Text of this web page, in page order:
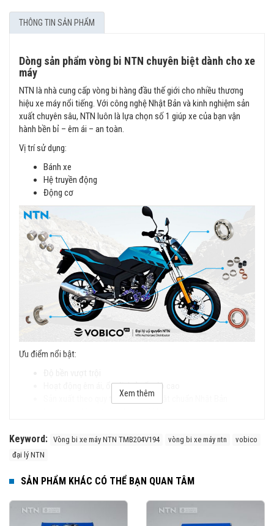
THÔNG TIN SẢN PHẨM
Dòng sản phẩm vòng bi NTN chuyên biệt dành cho xe
máy
NTN là nhà cung cấp vòng bi hàng đầu thế giới cho nhiều thương
hiệu xe máy nổi tiếng. Với công nghệ Nhật Bản và kinh nghiệm sản
xuất chuyên sâu, NTN luôn là lựa chọn số 1 giúp xe của bạn vận
hành bền bỉ – êm ái – an toàn.
Vị trí sử dụng:
Bánh xe
Hệ truyền động
Động cơ
Ưu điểm nổi bật:
Hoạt động êm ái, ổn định ở tốc độ cao
Sản xuất theo quy trình nghiêm ngặt chuẩn Nhật Bản
Xem thêm
Keyword: Vòng bi xe máy NTN TMB204V194 vòng bi xe máy ntn
vobico
đại lý NTN
SẢN PHẨM KHÁC CÓ THỂ BẠN QUAN TÂM